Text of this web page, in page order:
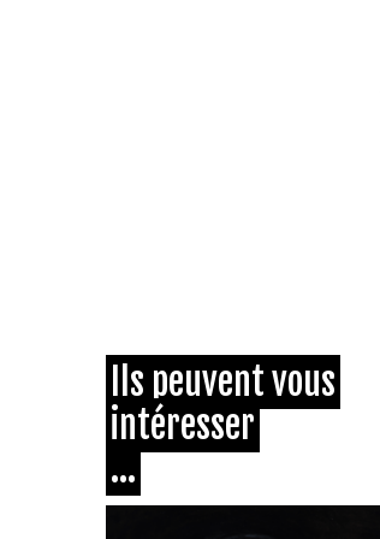
Ils peuvent vous
intéresser
...